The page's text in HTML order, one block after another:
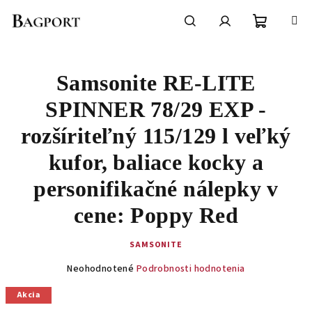
Samsonite RE-LITE
SPINNER 78/29 EXP -
rozšíriteľný 115/129 l veľký
kufor, baliace kocky a
personifikačné nálepky v
cene: Poppy Red
SAMSONITE
produktu
Neohodnotené Podrobnosti hodnotenia
Akcia